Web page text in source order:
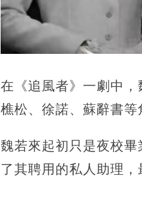
在《追風者》一劇中
樵松、徐諾、蘇辭書等
魏若來起初只是夜校
了其聘用的私人助理，